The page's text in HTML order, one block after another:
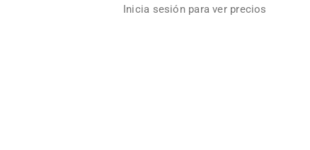
Inicia sesión para ver precios